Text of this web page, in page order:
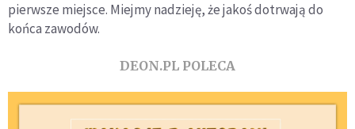
pierwsze miejsce. Miejmy nadzieję, że jakoś dotrwają do
końca zawodów.
DEON.PL POLECA